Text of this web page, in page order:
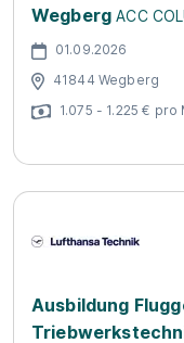
Wegberg ACC
01.09.2026
41844 Wegberg
1.075 - 1.225 € pro
Ausbildung